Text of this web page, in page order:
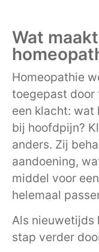
Wat
Homeopathie
toegepast door
een klacht: wat
bij hoofdpijn?
anders. Zij
aandoening,
middel voor
helemaal
Als nieuwetijds
stap verder